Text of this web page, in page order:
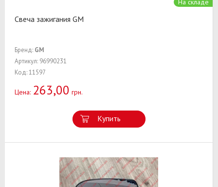
На складе
Свеча зажигания GM
Бренд: GM
Артикул: 96990231
Код: 11597
Цена: 263,00 грн.
Купить